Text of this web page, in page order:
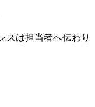
スは担当者へ伝わり